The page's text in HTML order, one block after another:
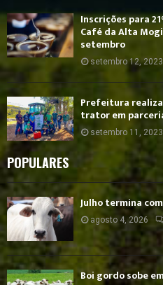
Inscrições para
Café da Alta
setembro
setembro 12, 2023
Prefeitura
trator em
setembro 11, 2023
POPULARES
Julho termina
agosto 4, 2026
Boi gordo sobe